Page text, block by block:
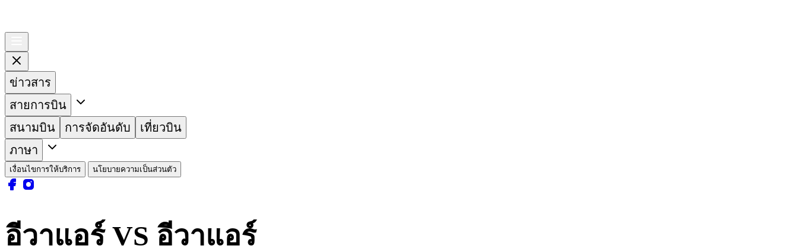
ข่าวสาร
สายการบิน
สนามบิน
การจัดอันดับ
เที่ยวบิน
ภาษา
เงื่อนไขการให้บริการ นโยบายความเป็นส่วนตัว
อีวาแอร์ VS อีวาแอร์